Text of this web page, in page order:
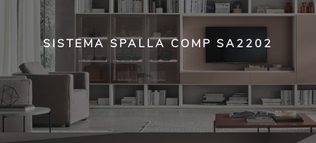
SISTEMA SPALLA COMP SA2202